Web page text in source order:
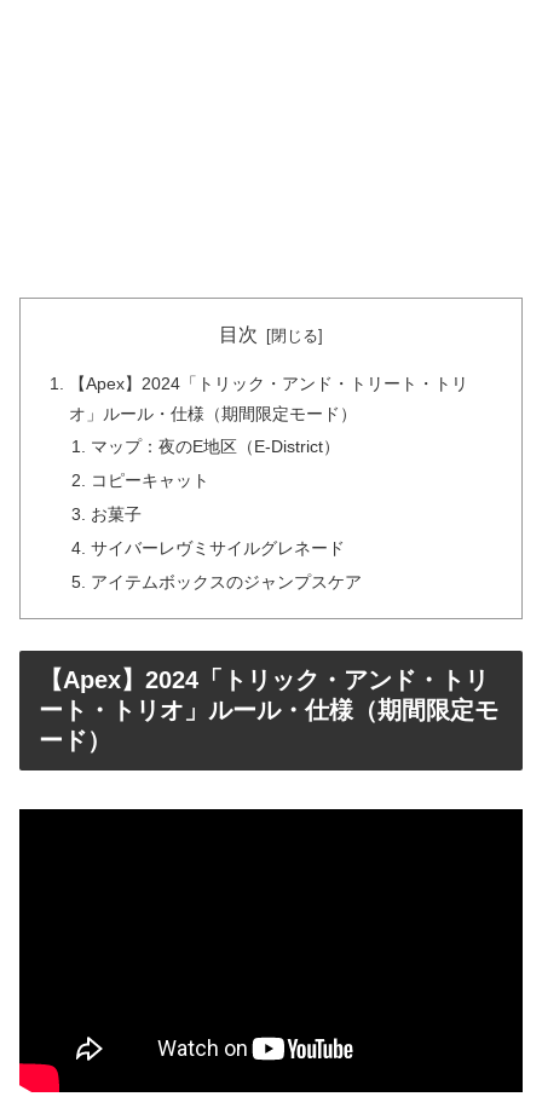
目次
【Apex】2024「トリック・アンド・トリート・トリ
オ」ルール・仕様（期間限定モード）
マップ：夜のE地区（E-District）
コピーキャット
お菓子
サイバーレヴミサイルグレネード
アイテムボックスのジャンプスケア
【Apex】2024「トリック・アンド・トリ
ート・トリオ」ルール・仕様（期間限定モ
ード）